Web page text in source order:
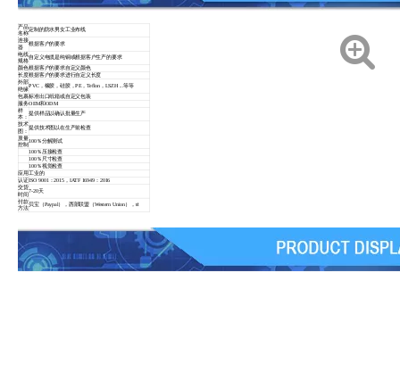
产品
名称
定制的防水男女工业布线
连接
器
根据客户的要求
电线
规格
自定义电缆是纯铜或根据客户生产的要求
颜色根据客户的要求自定义颜色
长度根据客户的要求进行自定义长度
外部
绝缘
PVC，橡胶，硅胶，PE，Teflon，LSZH ...等等
包裹标准出口纸箱或自定义包装
服务OEM和ODM
样
本：
提供样品以确认批量生产
技术
图：
提供技术图以在生产前检查
质量
控制
100％分解测试
100％压接检查
100％尺寸检查
100％视觉检查
应用 工业的
认证ISO 9001：2015，IATF 16949：2016
交货
时间
7-20天
付款
方法
贝宝（Paypal），西部联盟（Western Union），t/t